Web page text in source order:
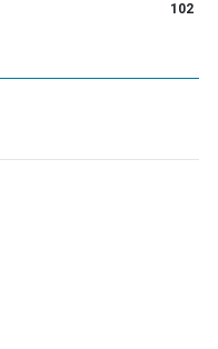
102